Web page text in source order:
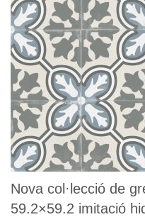
Nova col·lecció de
59.2×59.2 imitació